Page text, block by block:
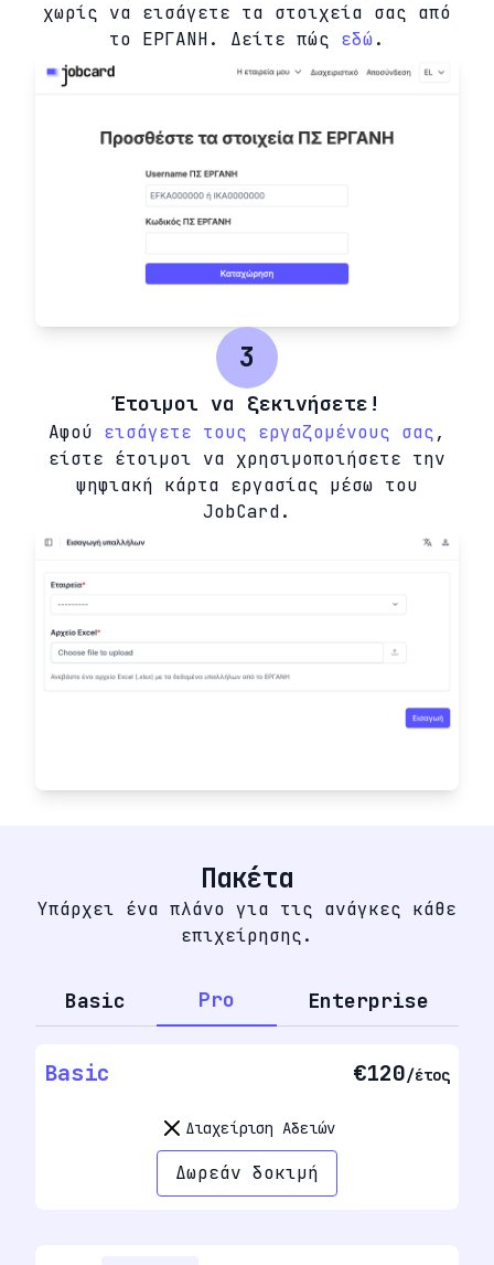
χωρίς να εισάγετε τα στοιχεία σας από
το ΕΡΓΑΝΗ. Δείτε πώς εδώ .
3
Έτοιμοι να ξεκινήσετε!
Αφού εισάγετε τους εργαζομένους σας,
είστε έτοιμοι να χρησιμοποιήσετε την
ψηφιακή κάρτα εργασίας μέσω του
JobCard.
Πακέτα
Υπάρχει ένα πλάνο για τις ανάγκες κάθε
επιχείρησης.
Basic Pro Enterprise
Basic €120/έτος
Διαχείριση Αδειών
Δωρεάν δοκιμή